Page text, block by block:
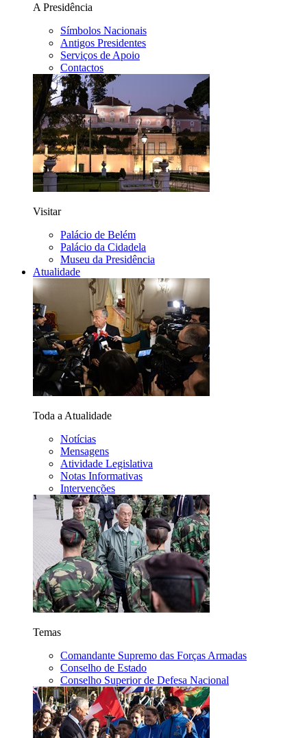
A Presidência
Símbolos Nacionais
Antigos Presidentes
Serviços de Apoio
Contactos
Visitar
Palácio de Belém
Palácio da Cidadela
Museu da Presidência
Atualidade
Toda a Atualidade
Notícias
Mensagens
Atividade Legislativa
Notas Informativas
Intervenções
Temas
Comandante Supremo das Forças Armadas
Conselho de Estado
Conselho Superior de Defesa Nacional